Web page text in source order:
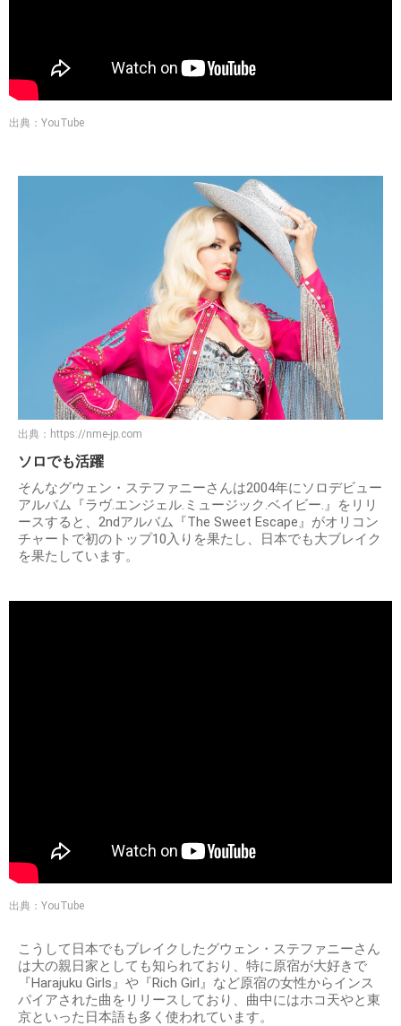
出典：YouTube
出典： https://nme-jp.com
ソロでも活躍
そんなグウェン・ステファニーさんは2004年にソロデビュー
アルバム『ラヴ.エンジェル.ミュージック.ベイビー.』をリリ
ースすると、2ndアルバム『The Sweet Escape』がオリコン
チャートで初のトップ10入りを果たし、日本でも大ブレイク
を果たしています。
出典：YouTube
こうして日本でもブレイクしたグウェン・ステファニーさん
は大の親日家としても知られており、特に原宿が大好きで
『Harajuku Girls』や『Rich Girl』など原宿の女性からインス
パイアされた曲をリリースしており、曲中にはホコ天やと東
京といった日本語も多く使われています。